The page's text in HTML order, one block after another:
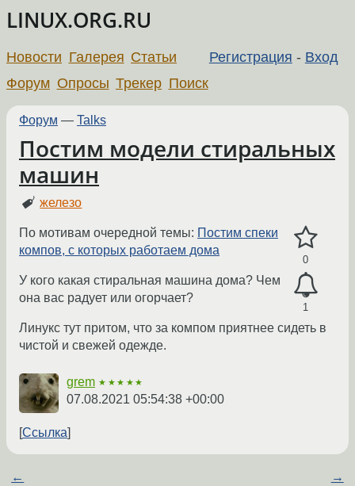
LINUX.ORG.RU
Регистрация - Вход
Новости Галерея Статьи
Форум Опросы Трекер Поиск
Форум — Talks
Постим модели стиральных
машин
железо
0
1
По мотивам очередной темы: Постим спеки
компов, с которых работаем дома
У кого какая стиральная машина дома? Чем
она вас радует или огорчает?
Линукс тут притом, что за компом приятнее сидеть в
чистой и свежей одежде.
grem ★★★★★
07.08.2021 05:54:38 +00:00
Ссылка
← →